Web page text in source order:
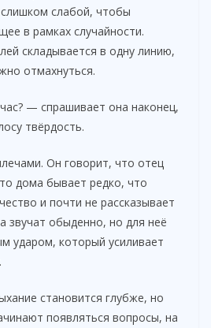
слабой, чтобы
в рамках случайности.
складывается в одну линию,
отмахнуться.
— спрашивает она наконец,
твёрдость.
Он говорит, что отец
дома бывает редко, что
и почти не рассказывает
звучат обыденно, но для неё
ударом, который усиливает
становится глубже, но
появляться вопросы, на